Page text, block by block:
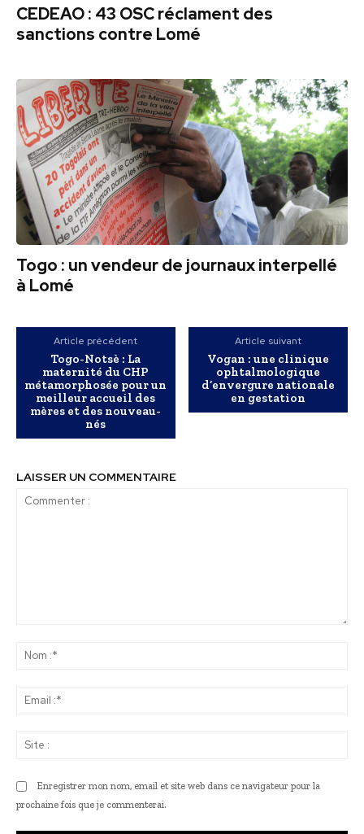
CEDEAO : 43 OSC réclament des
sanctions contre Lomé
Togo : un vendeur de journaux interpellé
à Lomé
Article précédent
Togo-Notsè : La
maternité du CHP
métamorphosée pour un
meilleur accueil des
mères et des nouveau-
nés
Article suivant
Vogan : une clinique
ophtalmologique
d’envergure nationale
en gestation
LAISSER UN COMMENTAIRE
Enregistrer mon nom, email et site web dans ce navigateur pour la
prochaine fois que je commenterai.